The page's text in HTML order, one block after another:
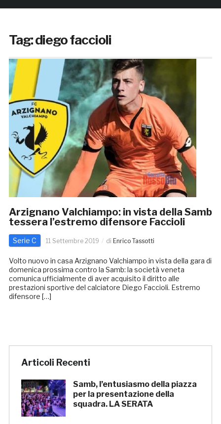
Tag:diego faccioli
Arzignano Valchiampo: in vista della Samb
tessera l’estremo difensore Faccioli
Serie C 11 Settembre 2019 di Enrico Tassotti
Volto nuovo in casa Arzignano Valchiampo in vista della gara di
domenica prossima contro la Samb: la società veneta
comunica ufficialmente di aver acquisito il diritto alle
prestazioni sportive del calciatore Diego Faccioli. Estremo
difensore […]
Articoli Recenti
Samb, l’entusiasmo della piazza
per la presentazione della
squadra. LA SERATA